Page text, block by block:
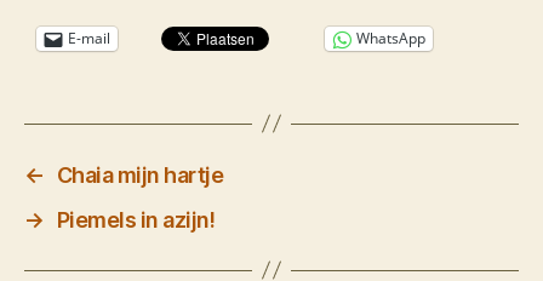
E-mail WhatsApp
←
Chaia mijn hartje
→
Piemels in azijn!